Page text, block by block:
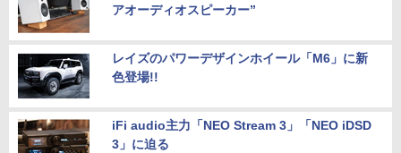
アオーディオスピーカー”
レイズのパワーデザインホイール「M6」に新
色登場!!
iFi audio主力「NEO Stream 3」「NEO iDSD
3」に迫る